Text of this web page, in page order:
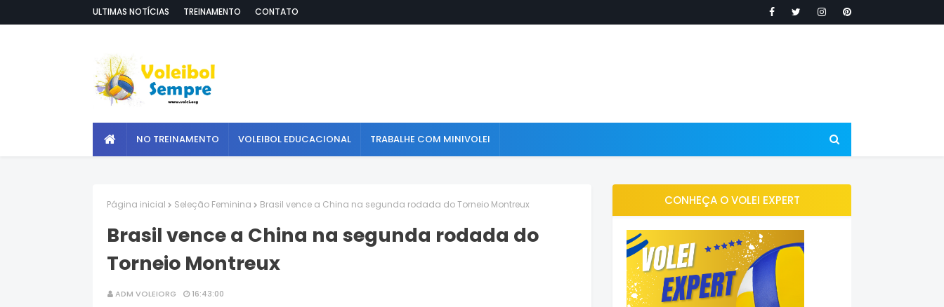
ULTIMAS NOTÍCIAS TREINAMENTO CONTATO
NO TREINAMENTO VOLEIBOL EDUCACIONAL TRABALHE COM MINIVOLEI
Página inicial Seleção Feminina Brasil vence a China na segunda rodada do Torneio Montreux
Brasil vence a China na segunda rodada do
Torneio Montreux
ADM VOLEIORG 16:43:00
CONHEÇA O VOLEI EXPERT